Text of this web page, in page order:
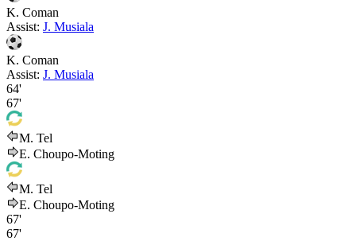
K. Coman
Assist: J. Musiala
K. Coman
Assist: J. Musiala
64'
67'
M. Tel
E. Choupo-Moting
M. Tel
E. Choupo-Moting
67'
67'